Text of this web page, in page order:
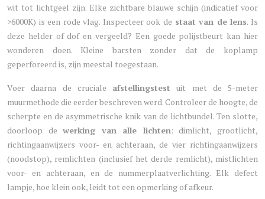
wit tot lichtgeel zijn. Elke zichtbare blauwe schijn (indicatief voor
>6000K) is een rode vlag. Inspecteer ook de staat van de lens. Is
deze helder of dof en vergeeld? Een goede polijstbeurt kan hier
wonderen doen. Kleine barsten zonder dat de koplamp
geperforeerd is, zijn meestal toegestaan.
Voer daarna de cruciale afstellingstest uit met de 5-meter
muurmethode die eerder beschreven werd. Controleer de hoogte, de
scherpte en de asymmetrische knik van de lichtbundel. Ten slotte,
doorloop dewerking van alle lichten: dimlicht, grootlicht,
richtingaanwijzers voor- en achteraan, de vier richtingaanwijzers
(noodstop), remlichten (inclusief het derde remlicht), mistlichten
voor- en achteraan, en de nummerplaatverlichting. Elk defect
lampje, hoe klein ook, leidt tot een opmerking of afkeur.